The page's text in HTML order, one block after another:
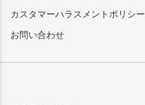
カスタマーハラスメントポリシー
お問い合わせ